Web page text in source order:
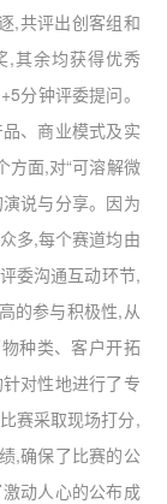
,共评出创客组和
,其余均获得优秀
分钟评委提问。
、商业模式及实
方面,对“可溶解微
说与分享。因为
多,每个赛道均由
委沟通互动环节,
的参与积极性,从
种类、客户开拓
对性地进行了专
赛采取现场打分,
,确保了比赛的公
动人心的公布成